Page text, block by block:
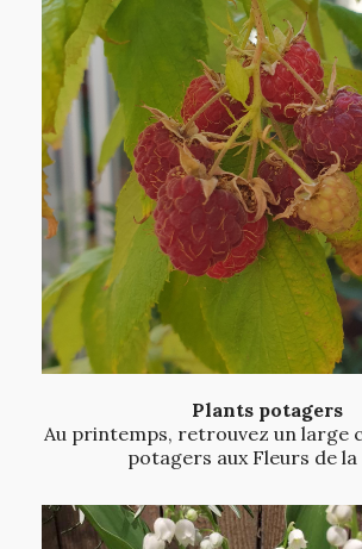
Plants potagers
Au printemps, retrouvez un large
potagers aux Fleurs de la